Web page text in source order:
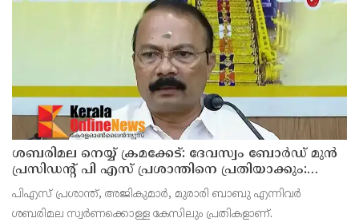
കൂടിക്കാഴ്ചയില്‍ ശക്തമായ മുന്നറിയിപ്പാണ് നല്‍കിയ
ശബരിമല നെയ്യ് ക്രമക്കേട്: ദേവസ്വം ബോര്‍ഡ് മുന്‍
പ്രസിഡന്റ് പി എസ് പ്രശാന്തിനെ പ്രതിയാക്കും:
ദേവസ്വം വിജിലന്‍സ്
പിഎസ് പ്രശാന്ത്, അജികുമാര്‍, മുരാരി ബാബു എന്നിവര്‍
ശബരിമല സ്വര്‍ണക്കൊള്ള കേസിലും പ്രതികളാണ്.